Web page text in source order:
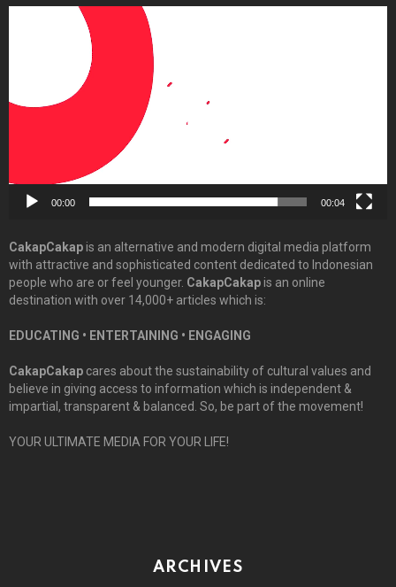
00:00 00:04
CakapCakapis an alternative and modern digital media platform
with attractive and sophisticated content dedicated to Indonesian
people who are or feel younger. CakapCakapis an online
destination with over 14,000+ articles which is:
EDUCATING • ENTERTAINING • ENGAGING
CakapCakap cares about the sustainability of cultural values and
believe in giving access to information which is independent &
impartial, transparent & balanced. So, be part of the movement!
YOUR ULTIMATE MEDIA FOR YOUR LIFE!
ARCHIVES